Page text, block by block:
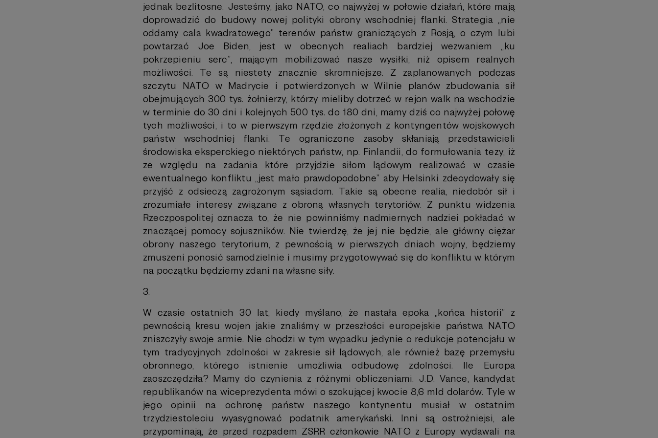
jednak bezlitosne. Jesteśmy, jako NATO, co najwyżej w połowie działań, które mają
doprowadzić do budowy nowej polityki obrony wschodniej flanki. Strategia „nie
oddamy cala kwadratowego” terenów państw graniczących z Rosją, o czym lubi
powtarzać Joe Biden, jest w obecnych realiach bardziej wezwaniem „ku
pokrzepieniu serc”, mającym mobilizować nasze wysiłki, niż opisem realnych
możliwości. Te są niestety znacznie skromniejsze. Z zaplanowanych podczas
szczytu NATO w Madrycie i potwierdzonych w Wilnie planów zbudowania sił
obejmujących 300 tys. żołnierzy, którzy mieliby dotrzeć w rejon walk na wschodzie
w terminie do 30 dni i kolejnych 500 tys. do 180 dni, mamy dziś co najwyżej połowę
tych możliwości, i to w pierwszym rzędzie złożonych z kontyngentów wojskowych
państw wschodniej flanki. Te ograniczone zasoby skłaniają przedstawicieli
środowiska eksperckiego niektórych państw, np. Finlandii, do formułowania tezy, iż
ze względu na zadania które przyjdzie siłom lądowym realizować w czasie
ewentualnego konfliktu „jest mało prawdopodobne” aby Helsinki zdecydowały się
przyjść z odsieczą zagrożonym sąsiadom. Takie są obecne realia, niedobór sił i
zrozumiałe interesy związane z obroną własnych terytoriów. Z punktu widzenia
Rzeczpospolitej oznacza to, że nie powinniśmy nadmiernych nadziei pokładać w
znaczącej pomocy sojuszników. Nie twierdzę, że jej nie będzie, ale główny ciężar
obrony naszego terytorium, z pewnością w pierwszych dniach wojny, będziemy
zmuszeni ponosić samodzielnie i musimy przygotowywać się do konfliktu w którym
na początku będziemy zdani na własne siły.
3.
W czasie ostatnich 30 lat, kiedy myślano, że nastała epoka „końca historii” z
pewnością kresu wojen jakie znaliśmy w przeszłości europejskie państwa NATO
zniszczyły swoje armie. Nie chodzi w tym wypadku jedynie o redukcje potencjału w
tym tradycyjnych zdolności w zakresie sił lądowych, ale również bazę przemysłu
obronnego, którego istnienie umożliwia odbudowę zdolności. Ile Europa
zaoszczędziła? Mamy do czynienia z różnymi obliczeniami. J.D. Vance, kandydat
republikanów na wiceprezydenta mówi o szokującej kwocie 8,6 mld dolarów. Tyle w
jego opinii na ochronę państw naszego kontynentu musiał w ostatnim
trzydziestoleciu wyasygnować podatnik amerykański. Inni są ostrożniejsi, ale
przypominają, że przed rozpadem ZSRR członkowie NATO z Europy wydawali na